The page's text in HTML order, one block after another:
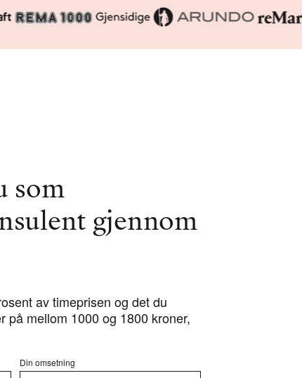
som
gjennom
av timeprisen og det du
på mellom 1000 og 1800 kroner,
Din omsetning